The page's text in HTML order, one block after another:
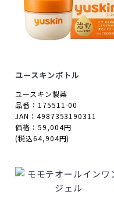
ユースキンボトル
ユースキン製薬
品番：175511-00
JAN：4987353190311
価格：59,004円
(税込64,904円)